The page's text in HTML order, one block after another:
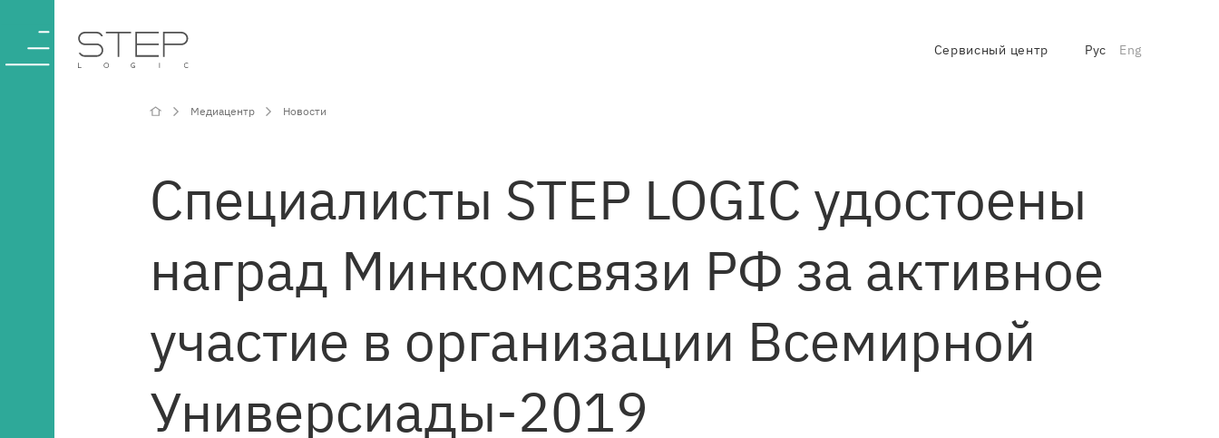
Медиацентр Новости
Специалисты STEP LOGIC удостоены
наград Минкомсвязи РФ за активное
участие в организации Всемирной
Универсиады-2019
О компании
Компетенции и
Проекты
Медиацентр
Сервисный центр Рус Eng